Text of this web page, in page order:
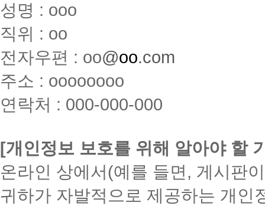
성명 : ooo
직위 : oo
전자우편 : oo@oo.com
주소 : oooooooo
연락처 : 000-000-000
[개인정보 보호를 위해 알아야 할
온라인 상에서(예를 들면, 게시판
귀하가 자발적으로 제공하는 개인